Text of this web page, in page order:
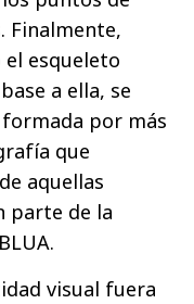
Finalmente,
esqueleto
a ella, se
por más
que
aquellas
parte de la
visual fuera